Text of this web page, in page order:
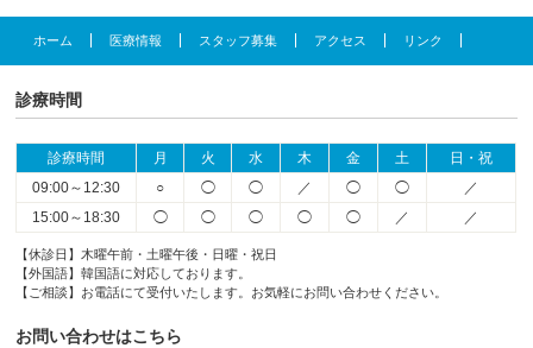
ホーム 医療情報 スタッフ募集 アクセス リンク
診療時間
診療時間 月 火 水 木 金 土
日・祝
09:00～12:30
○ ◯ ◯ ／ ◯ ◯
／
15:00～18:30
◯ ◯ ◯ ◯ ◯ ／ ／
【休診日】木曜午前・土曜午後・日曜・祝日
【外国語】韓国語に対応しております。
【ご相談】お電話にて受付いたします。お気軽にお問い合わせください。
お問い合わせはこちら